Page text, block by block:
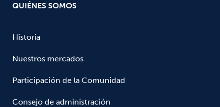
QUIÉNES SOMOS
Historia
Nuestros mercados
Participación de la Comunidad
Consejo de administración